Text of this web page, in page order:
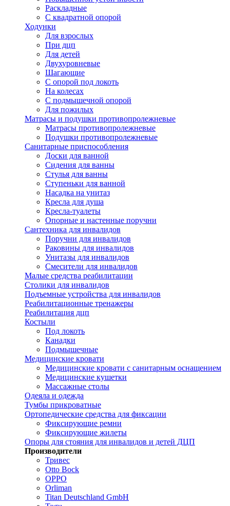
Раскладные
С квадратной опорой
Ходунки
Для взрослых
При дцп
Для детей
Двухуровневые
Шагающие
С опорой под локоть
На колесах
С подмышечной опорой
Для пожилых
Матрасы и подушки противопролежневые
Матрасы противопролежневые
Подушки противопролежневые
Санитарные приспособления
Доски для ванной
Сидения для ванны
Стулья для ванны
Ступеньки для ванной
Насадка на унитаз
Кресла для душа
Кресла-туалеты
Опорные и настенные поручни
Сантехника для инвалидов
Поручни для инвалидов
Раковины для инвалидов
Унитазы для инвалидов
Смесители для инвалидов
Малые средства реабилитации
Столики для инвалидов
Подъемные устройства для инвалидов
Реабилитационные тренажеры
Реабилитация дцп
Костыли
Под локоть
Канадки
Подмышечные
Медицинские кровати
Медицинские кровати с санитарным оснащением
Медицинские кушетки
Массажные столы
Одеяла и одежда
Тумбы прикроватные
Ортопедические средства для фиксации
Фиксирующие ремни
Фиксирующие жилеты
Опоры для стояния для инвалидов и детей ДЦП
Производители
Тривес
Otto Bock
OPPO
Orliman
Titan Deutschland GmbH